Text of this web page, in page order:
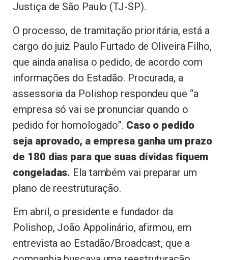
Justiça de São Paulo (TJ-SP).
O processo, de tramitação prioritária, está a
cargo do juiz Paulo Furtado de Oliveira Filho,
que ainda analisa o pedido, de acordo com
informações do Estadão. Procurada, a
assessoria da Polishop respondeu que “a
empresa só vai se pronunciar quando o
pedido for homologado”. Caso o pedido
seja aprovado, a empresa ganha um prazo
de 180 dias para que suas dívidas fiquem
congeladas. Ela também vai preparar um
plano de reestruturação.
Em abril, o presidente e fundador da
Polishop, João Appolinário, afirmou, em
entrevista ao Estadão/Broadcast, que a